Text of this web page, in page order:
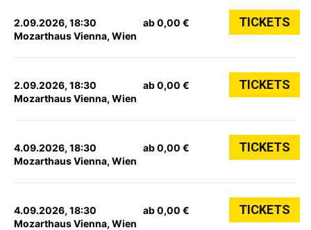
2.09.2026, 18:30
Mozarthaus Vienna, Wien
ab 0,00 € TICKETS
2.09.2026, 18:30
Mozarthaus Vienna, Wien
ab 0,00 € TICKETS
4.09.2026, 18:30
Mozarthaus Vienna, Wien
ab 0,00 € TICKETS
4.09.2026, 18:30
Mozarthaus Vienna, Wien
ab 0,00 € TICKETS